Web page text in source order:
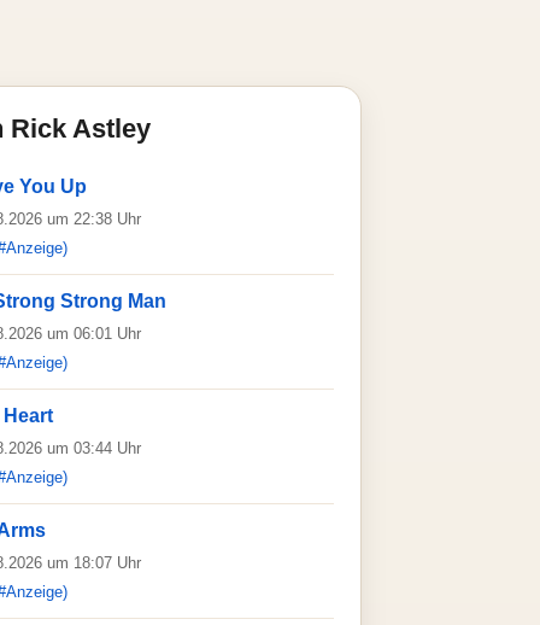
Rick Astley
You Up
um 22:38 Uhr
Strong Man
um 06:01 Uhr
Heart
um 03:44 Uhr
um 18:07 Uhr